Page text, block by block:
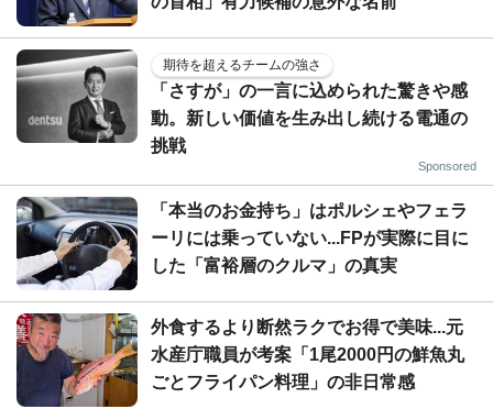
期待を超えるチームの強さ
「さすが」の一言に込められた驚きや感
動。新しい価値を生み出し続ける電通の
挑戦
Sponsored
「本当のお金持ち」はポルシェやフェラ
ーリには乗っていない...FPが実際に目に
した「富裕層のクルマ」の真実
外食するより断然ラクでお得で美味...元
水産庁職員が考案「1尾2000円の鮮魚丸
ごとフライパン料理」の非日常感